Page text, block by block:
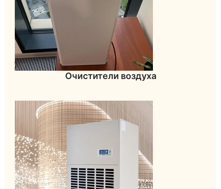
Очистители воздуха